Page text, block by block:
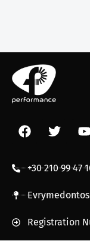
+30 210 99 47
Evrymedontos
Registration